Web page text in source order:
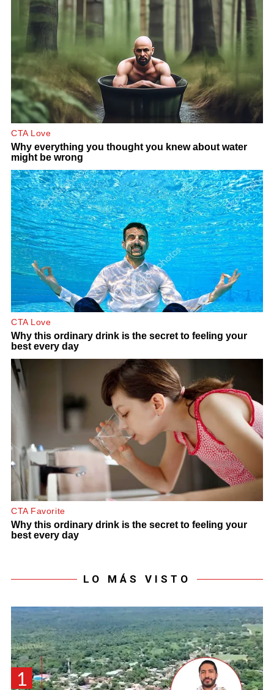
LO MÁS VISTO
1